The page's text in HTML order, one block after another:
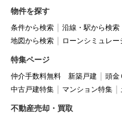
物件を探す
条件から検索 沿線・駅から検索
地図から検索
ローンシミュレー
特集ページ
仲介手数料無料 新築戸建 頭金
中古戸建特集
マンション特集
不動産売却・買取